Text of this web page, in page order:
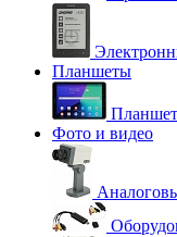
Планшеты
Фото и видео